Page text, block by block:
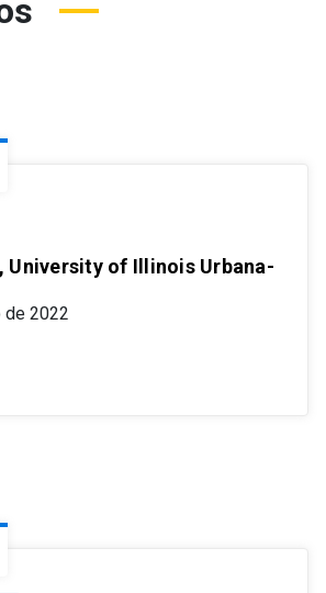
University of Illinois Urbana-
de 2022